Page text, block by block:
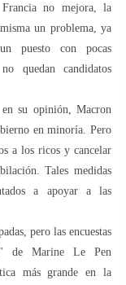
no mejora, la
un problema, ya
puesto con pocas
quedan candidatos
su opinión, Macron
en minoría. Pero
a los ricos y cancelar
Tales medidas
a apoyar a las
pero las encuestas
de Marine Le Pen
más grande en la